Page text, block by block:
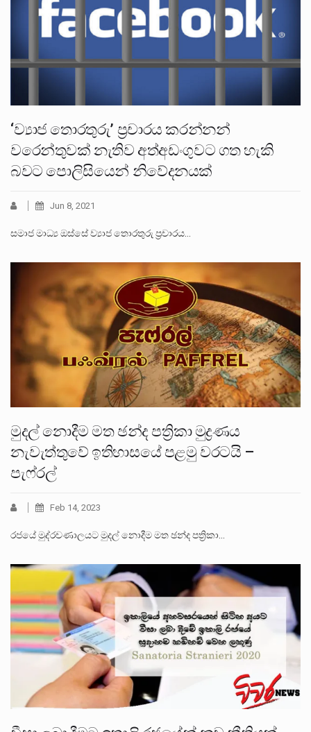
‘ව්‍යාජ තොරතුරු’ ප්‍රචාරය කරන්නන්
වරෙන්තුවක් නැතිව අත්අඩංගුවට ගත හැකි
බවට පොලිසියෙන් නිවේදනයක්
Jun 8, 2021
සමාජ මාධ්‍ය ඔස්සේ ව්‍යාජ තොරතුරු ප්‍රචාරය…
මුදල් නොදීම මත ඡන්ද පත්‍රිකා මුද්‍රණය
නැවැත්තුවේ ඉතිහාසයේ පළමු වරටයි –
පැෆ්රල්
Feb 14, 2023
රජයේ මුද්රචණාලයට මුදල් නොදීම මත ඡන්ද පත්‍රිකා…